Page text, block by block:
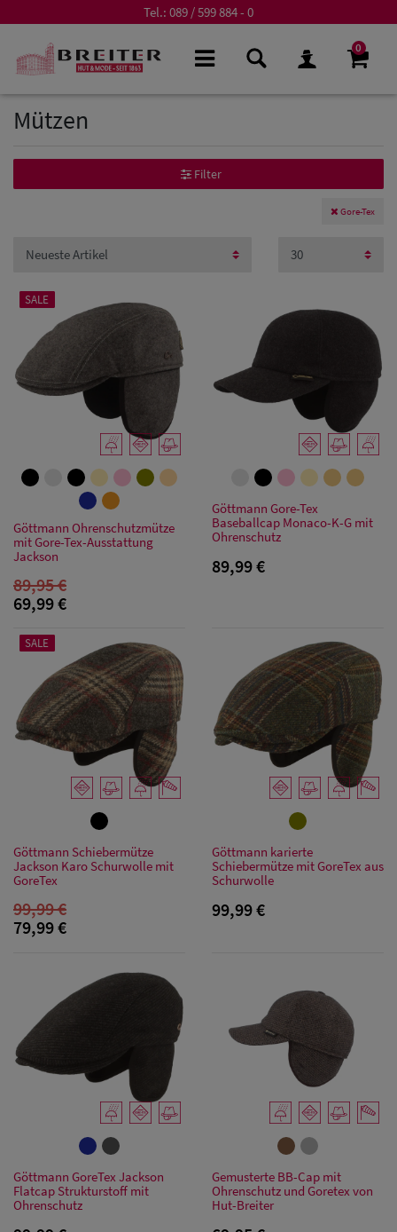
Tel.: 089 / 599 884 - 0
0
Herren Caps
Herren
Baseball Cpas
Herren UV-
Schutz Caps
Mützen
Filter
Gore-Tex
SALE
Göttmann Ohrenschutzmütze
mit Gore-Tex-Ausstattung
Jackson
89,95 €
69,99 €
Göttmann Gore-Tex
Baseballcap Monaco-K-G mit
Ohrenschutz
89,99 €
SALE
Göttmann Schiebermütze
Jackson Karo Schurwolle mit
GoreTex
99,99 €
79,99 €
Göttmann karierte
Schiebermütze mit GoreTex aus
Schurwolle
99,99 €
Göttmann GoreTex Jackson
Flatcap Strukturstoff mit
Ohrenschutz
Gemusterte BB-Cap mit
Ohrenschutz und Goretex von
Hut-Breiter